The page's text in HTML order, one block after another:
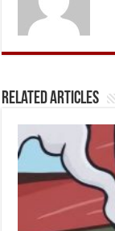
Related Articles